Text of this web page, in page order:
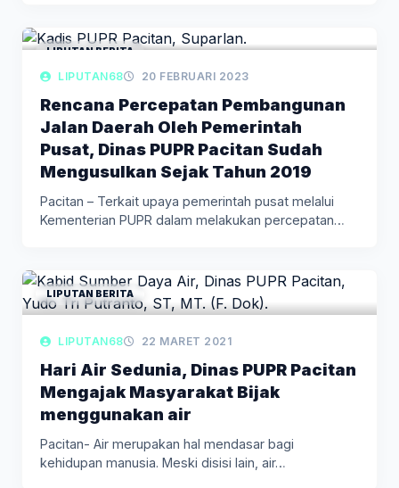
LIPUTAN BERITA
LIPUTAN68 20 FEBRUARI 2023
Rencana Percepatan Pembangunan
Jalan Daerah Oleh Pemerintah
Pusat, Dinas PUPR Pacitan Sudah
Mengusulkan Sejak Tahun 2019
Pacitan – Terkait upaya pemerintah pusat melalui
Kementerian PUPR dalam melakukan percepatan…
LIPUTAN BERITA
LIPUTAN68 22 MARET 2021
Hari Air Sedunia, Dinas PUPR Pacitan
Mengajak Masyarakat Bijak
menggunakan air
Pacitan- Air merupakan hal mendasar bagi
kehidupan manusia. Meski disisi lain, air…